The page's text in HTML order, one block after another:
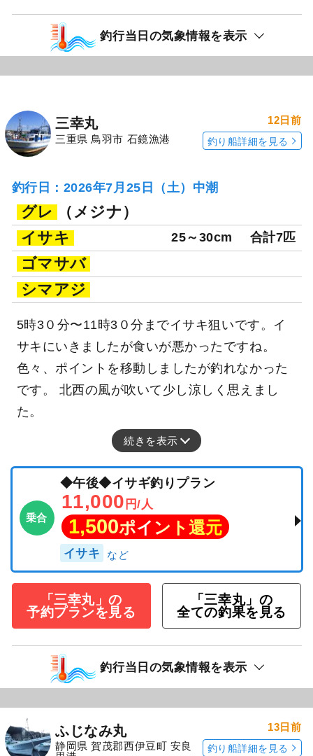
釣行当日の気象情報を表示
三幸丸
三重県 鳥羽市 石鏡漁港
12日前
釣り船詳細を見る
釣行日：2026年7月25日（土）中潮
グレ
（メジナ）
イサキ
25～30cm 合計7匹
ゴマサバ
シマアジ
5時3０分〜11時3０分までイサキ狙いです。イ
サキにいきましたが食いが悪かったですね。
色々、ポイントを移動しましたが釣れなかった
です。 北西の風が吹いて少し涼しく思えまし
た。
続きを表示
乗合
◆午後◆イサギ釣りプラン
11,000 円/人
1,500ポイント還元
イサキ
「三幸丸」の
予約プランを見る
「三幸丸」の
全ての釣果を見る
釣行当日の気象情報を表示
ふじなみ丸
静岡県 賀茂郡西伊豆町 安良
13日前
釣り船詳細を見る